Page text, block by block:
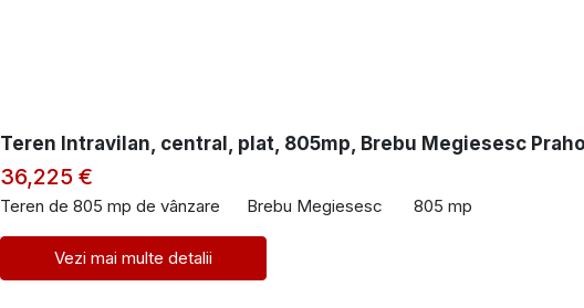
Teren Intravilan, central, plat, 805mp, Brebu Megiesesc
36,225 €
Teren de 805 mp de vânzare Brebu Megiesesc 805 mp
Vezi mai multe detalii